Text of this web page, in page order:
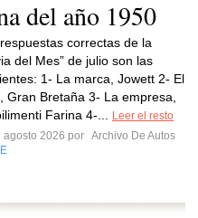
del año 1950
correctas de la
del Mes” de julio son las
1- La marca, Jowett 2- El
Gran Bretaña 3- La empresa,
Farina 4-...
Leer el resto
agosto 2026 por Archivo De Autos